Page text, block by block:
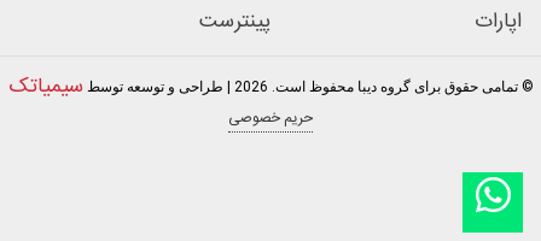
پینترست
اپارات
© تمامی حقوق برای گروه دیبا محفوظ است. 2026 | طراحی و توسعه توسط سیمیاتک
حریم خصوصی